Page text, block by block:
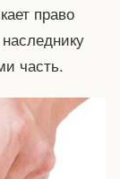
право
часть.